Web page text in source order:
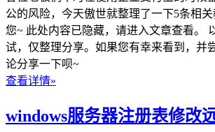
公的风险，今天傲世就整理了一下5条相
您~ 此处内容已隐藏，请进入文章查看。
试，仅整理分享。如果您有幸来看到，并
论分享一下呗~
查看详情»
windows服务器注册表修改